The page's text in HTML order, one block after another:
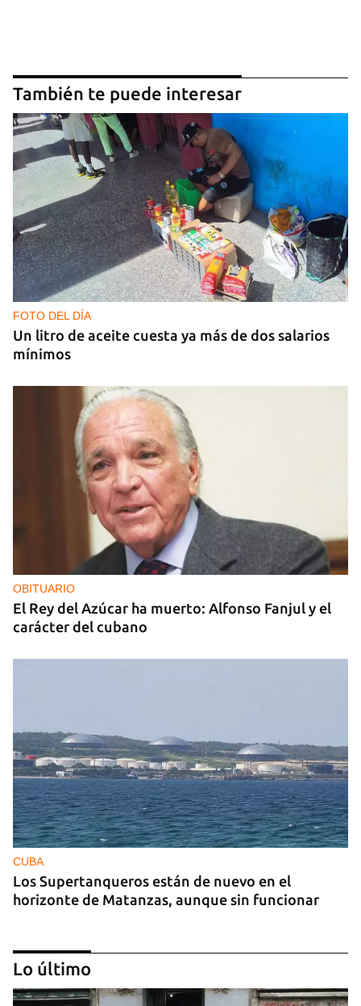
También te puede interesar
FOTO DEL DÍA
Un litro de aceite cuesta ya más de dos salarios
mínimos
OBITUARIO
El Rey del Azúcar ha muerto: Alfonso Fanjul y el
carácter del cubano
CUBA
Los Supertanqueros están de nuevo en el
horizonte de Matanzas, aunque sin funcionar
Lo último